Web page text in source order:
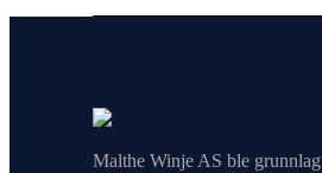
Malthe Winje AS ble